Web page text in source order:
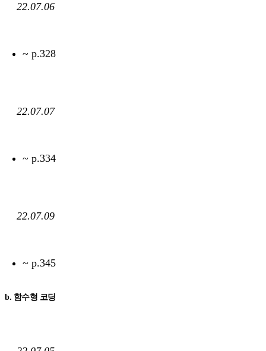
22.07.06
~ p.328
22.07.07
~ p.334
22.07.09
~ p.345
b. 함수형 코딩